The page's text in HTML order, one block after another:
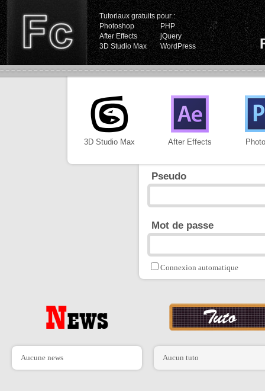
Tutoriaux gratuits pour :
Photoshop
PHP
After Effects
jQuery
3D Studio Max
WordPress
3D Studio Max After Effects
Pseudo
Mot de passe
Connexion automatique
Aucune news Aucun tuto